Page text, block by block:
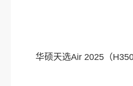
华硕天选Air 2025（